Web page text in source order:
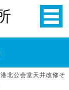
港北公会堂天井改修そ